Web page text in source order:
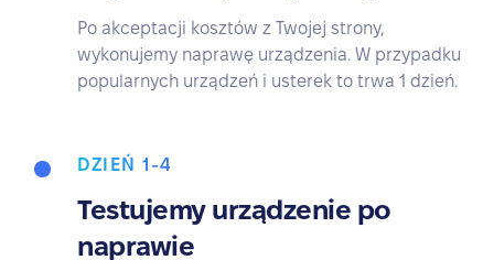
Po akceptacji kosztów z Twojej strony,
wykonujemy naprawę urządzenia. W przypadku
popularnych urządzeń i usterek to trwa 1 dzień.
DZIEŃ 1-4
Testujemy urządzenie po
naprawie